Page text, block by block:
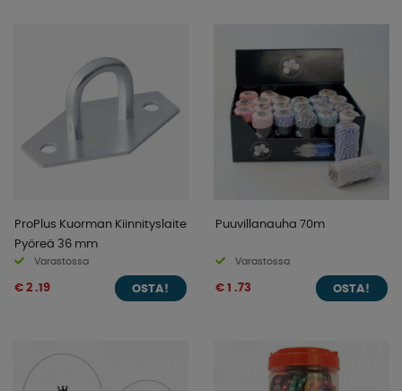
ProPlus Kuorman Kiinnityslaite
Pyöreä 36 mm
Varastossa
€ 2 .19 OSTA!
Puuvillanauha 70m
Varastossa
€ 1 .73 OSTA!